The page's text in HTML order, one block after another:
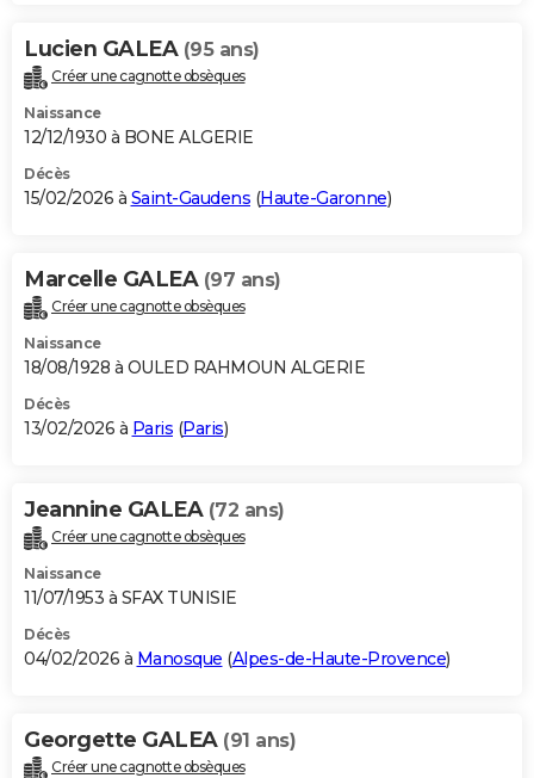
Lucien GALEA (95 ans)
Créer une cagnotte obsèques
Naissance
12/12/1930 à BONE ALGERIE
Décès
15/02/2026 à Saint-Gaudens (Haute-Garonne)
Marcelle GALEA (97 ans)
Créer une cagnotte obsèques
Naissance
18/08/1928 à OULED RAHMOUN ALGERIE
Décès
13/02/2026 à Paris (Paris)
Jeannine GALEA (72 ans)
Créer une cagnotte obsèques
Naissance
11/07/1953 à SFAX TUNISIE
Décès
04/02/2026 à Manosque (Alpes-de-Haute-Provence)
Georgette GALEA (91 ans)
Créer une cagnotte obsèques